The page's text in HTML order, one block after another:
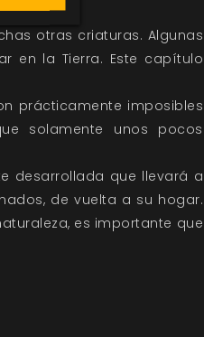
otras criaturas. Algunas
en la Tierra. Este capítulo
prácticamente imposibles
solamente unos pocos
desarrollada que llevará a
de vuelta a su hogar.
es importante que